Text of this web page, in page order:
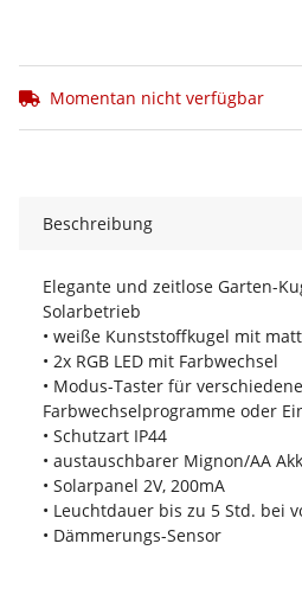
Momentan nicht verfügbar
Beschreibung
Elegante und zeitlose Garten-
Solarbetrieb
• weiße Kunststoffkugel mit
• 2x RGB LED mit Farbwechsel
• Modus-Taster für verschiedene
Farbwechselprogramme oder
• Schutzart IP44
• austauschbarer Mignon/AA
• Solarpanel 2V, 200mA
• Leuchtdauer bis zu 5 Std. bei
• Dämmerungs-Sensor